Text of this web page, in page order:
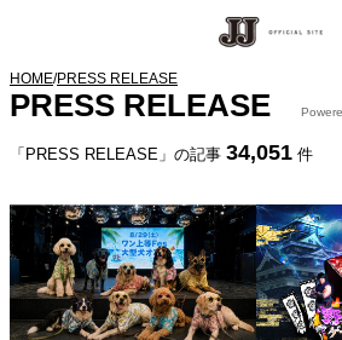
HOME/PRESS RELEASE
PRESS RELEASE
「PRESS RELEASE」の記事 34,051 件